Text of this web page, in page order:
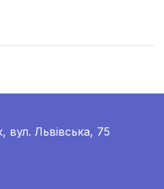
вул. Львівська, 75